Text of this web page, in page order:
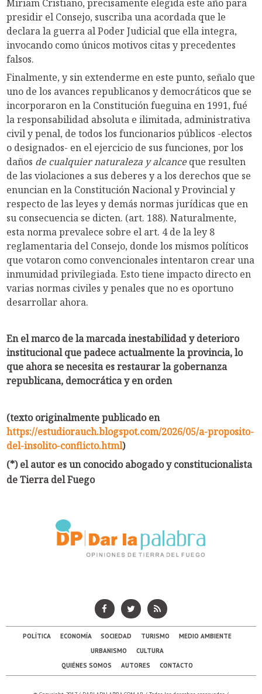
Miriam Cristiano, precisamente elegida este año para
presidir el Consejo, suscriba una acordada que le
declara la guerra al Poder Judicial que ella integra,
invocando como únicos motivos citas y precedentes
falsos.
Finalmente, y sin extenderme en este punto, señalo que
uno de los avances republicanos y democráticos que se
incorporaron en la Constitución fueguina en 1991, fué
la responsabilidad absoluta e ilimitada, administrativa
civil y penal, de todos los funcionarios públicos -electos
o designados- en el ejercicio de sus funciones, por los
daños de cualquier naturaleza y alcanceque resulten
de las violaciones a sus deberes y a los derechos que se
enuncian en la Constitución Nacional y Provincial y
respecto de las leyes y demás normas jurídicas que en
su consecuencia se dicten. (art. 188). Naturalmente,
esta norma prevalece sobre el art. 4 de la ley 8
reglamentaria del Consejo, donde los mismos políticos
que votaron como convencionales intentaron crear una
inmumidad privilegiada. Esto tiene impacto directo en
varias normas civiles y penales que no es oportuno
desarrollar ahora.
En el marco de la marcada inestabilidad y deterioro
institucional que padece actualmente la provincia, lo
que ahora se necesita es restaurar la gobernanza
republicana, democrática y en orden
(texto originalmente publicado en
https://estudiorauch.blogspot.com/2026/05/a-proposito-
del-insolito-conflicto.html)
(*) el autor es un conocido abogado y constitucionalista
de Tierra del Fuego
POLÍTICA ECONOMÍA SOCIEDAD TURISMO
MEDIO AMBIENTE
URBANISMO
CULTURA
QUIÉNES SOMOS
AUTORES CONTACTO